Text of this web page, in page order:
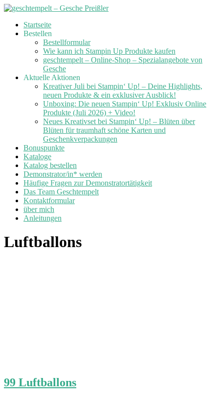
Skip
Startseite
Bestellen
Bestellformular
Wie kann ich Stampin Up Produkte kaufen
geschtempelt – Online-Shop – Spezialangebote von
Gesche
Aktuelle Aktionen
Kreativer Juli bei Stampin‘ Up! – Deine Highlights,
neuen Produkte & ein exklusiver Ausblick!
Unboxing: Die neuen Stampin‘ Up! Exklusiv Online
Produkte (Juli 2026) + Video!
Neues Kreativset bei Stampin‘ Up! – Blüten über
Blüten für traumhaft schöne Karten und
Geschenkverpackungen
Bonuspunkte
Kataloge
Katalog bestellen
Demonstrator/in* werden
Häufige Fragen zur Demonstratortätigkeit
Das Team Geschtempelt
Kontaktformular
über mich
Anleitungen
Luftballons
99 Luftballons